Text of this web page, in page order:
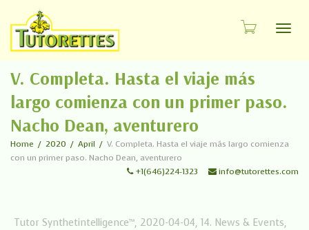
V. Completa. Hasta el viaje más
largo comienza con un primer paso.
Nacho Dean, aventurero
Home 2020 April
V. Completa. Hasta el viaje más largo comienza
con un primer paso. Nacho Dean, aventurero
+1(646)224-1323
info@tutorettes.com
Tutor Synthetintelligence™, 2020-04-04, 14. News & Events,